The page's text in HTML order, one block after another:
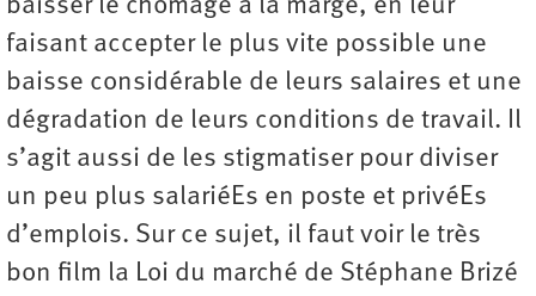
baisser le chômage à la marge, en leur
faisant accepter le plus vite possible une
baisse considérable de leurs salaires et une
dégradation de leurs conditions de travail. Il
s’agit aussi de les stigmatiser pour diviser
un peu plus salariéEs en poste et privéEs
d’emplois. Sur ce sujet, il faut voir le très
bon film la Loi du marché de Stéphane Brizé